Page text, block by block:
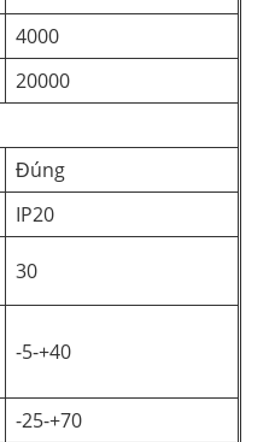
4000
20000
Đúng
IP20
30
-5-+40
-25-+70